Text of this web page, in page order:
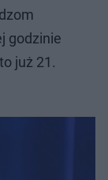
godzinie
już 21.